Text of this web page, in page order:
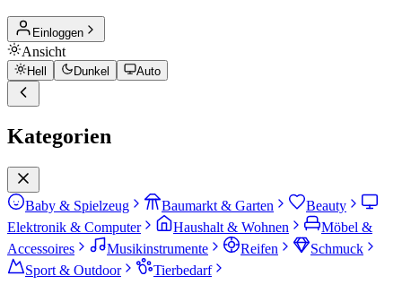
Einloggen
Ansicht
Hell Dunkel Auto
Kategorien
Baby & Spielzeug Baumarkt & Garten
Beauty
Elektronik & Computer
Haushalt & Wohnen
Möbel &
Accessoires
Musikinstrumente Reifen
Schmuck
Sport & Outdoor
Tierbedarf